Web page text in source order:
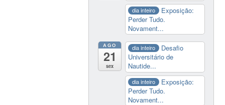
dia inteiro
Exposição:
Perder Tudo.
Novament...
AGO
21
sex
dia inteiro
Desafio
Universitário de
Nautide...
dia inteiro
Exposição:
Perder Tudo.
Novament...